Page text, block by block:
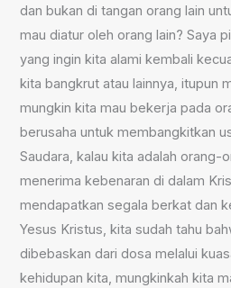
dan bukan di tangan orang lain
mau diatur oleh orang lain? Saya
yang ingin kita alami kembali
kita bangkrut atau lainnya, itupun
mungkin kita mau bekerja pada
berusaha untuk membangkitkan
Saudara, kalau kita adalah orang-
menerima kebenaran di dalam
mendapatkan segala berkat dan
Yesus Kristus, kita sudah tahu
dibebaskan dari dosa melalui
kehidupan kita, mungkinkah kita